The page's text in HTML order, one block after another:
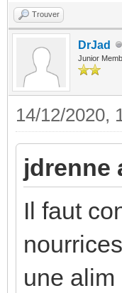
Trouver
DrJad
Junior
14/12/2020,
jdrenne
Il faut
une alim